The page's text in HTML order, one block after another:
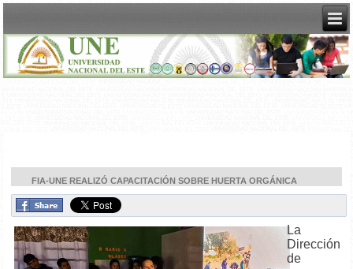
FIA-UNE REALIZÓ CAPACITACIÓN SOBRE HUERTA ORGÁNICA
La
Dirección
de